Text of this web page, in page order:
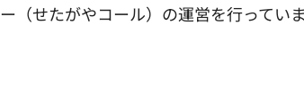
せたがやコール）の運営を行っていま